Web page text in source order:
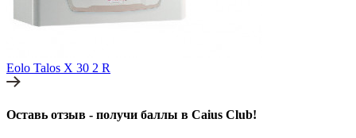
Eolo Talos X 30 2 R
Оставь отзыв - получи баллы в Caius Club!